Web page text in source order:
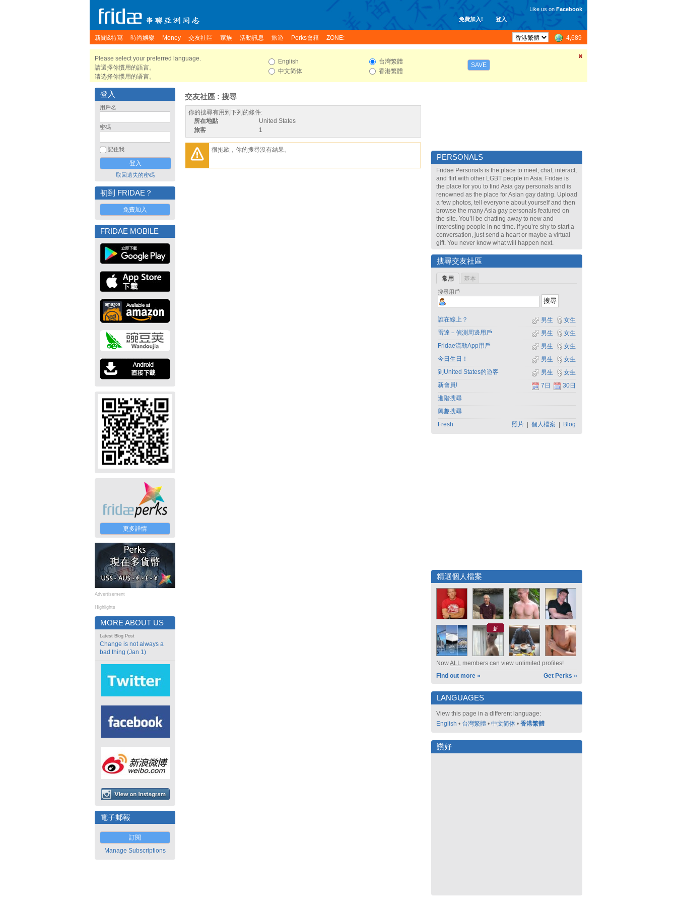
免費加入! 登入
Like us on Facebook
新聞&特寫 時尚娛樂 Money 交友社區 家族 活動訊息 旅遊 Perks會籍 ZONE: 4,689
Please select your preferred language.
請選擇你慣用的語言。
请选择你惯用的语言。
English
中文简体
台灣繁體
香港繁體
SAVE
登入
用戶名
密碼
記住我
取回遺失的密碼
初到 FRIDAE？
免費加入
FRIDAE MOBILE
更多詳情
Advertisement
Highlights
MORE ABOUT US
Latest Blog Post
Change is not always a
bad thing (Jan 1)
電子郵報
訂閱
Manage Subscriptions
交友社區 : 搜尋
你的搜尋有用到下列的條件:
所在地點
United States
旅客
1
很抱歉，你的搜尋沒有結果。
PERSONALS
Fridae Personals is the place to meet, chat, interact,
and flirt with other LGBT people in Asia. Fridae is
the place for you to find Asia gay personals and is
renowned as the place for Asian gay dating. Upload
a few photos, tell everyone about yourself and then
browse the many Asia gay personals featured on
the site. You’ll be chatting away to new and
interesting people in no time. If you’re shy to start a
conversation, just send a heart or maybe a virtual
gift. You never know what will happen next.
搜尋交友社區
常用 基本
搜尋用戶
誰在線上？ 女生
男生
雷達－偵測周邊用戶
女生
男生
Fridae流動App用戶
女生
男生
今日生日！
女生
男生
到United States的遊客
女生
男生
新會員!
30日
7日
進階搜尋
興趣搜尋
Fresh
照片 個人檔案 Blog
精選個人檔案
新
NowALL members can view unlimited profiles!
Find out more »
Get Perks »
LANGUAGES
View this page in a different language:
English • 台灣繁體 • 中文简体 • 香港繁體
讚好